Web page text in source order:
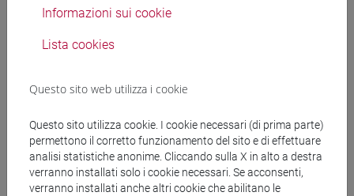
14/11/2022
Ca' Foscari alla COP27 insieme ai leader
internazionali
Informazioni sui cookie
Lista cookies
Questo sito web utilizza i cookie
Questo sito utilizza cookie. I cookie necessari (di prima parte)
permettono il corretto funzionamento del sito e di effettuare
analisi statistiche anonime. Cliccando sulla X in alto a destra
verranno installati solo i cookie necessari. Se acconsenti,
verranno installati anche altri cookie che abilitano le